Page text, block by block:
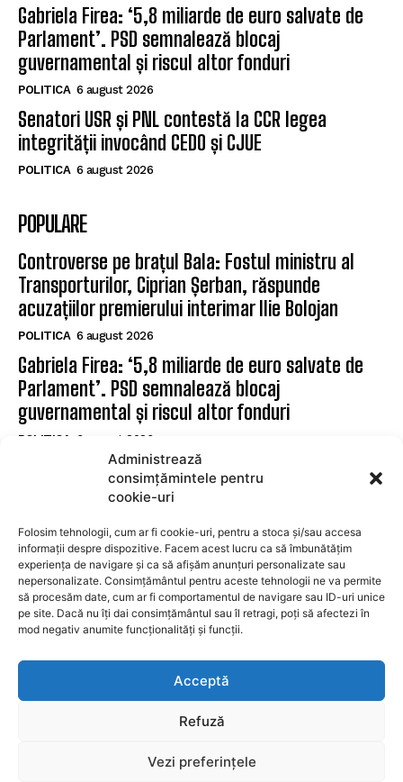
Administrează
consimțămintele pentru
cookie-uri
Folosim tehnologii, cum ar fi cookie-uri, pentru a stoca și/sau accesa
informații despre dispozitive. Facem acest lucru ca să îmbunătățim
experiența de navigare și ca să afișăm anunțuri personalizate sau
nepersonalizate. Consimțământul pentru aceste tehnologii ne va permite
să procesăm date, cum ar fi comportamentul de navigare sau ID-uri unice
pe site. Dacă nu îți dai consimțământul sau îl retragi, poți să afectezi în
mod negativ anumite funcționalități și funcții.
Acceptă
Refuză
Vezi preferințele
Gabriela Firea: ‘5,8 miliarde de euro salvate de
Parlament’. PSD semnalează blocaj
guvernamental și riscul altor fonduri
POLITICA 6 august 2026
Senatori USR și PNL contestă la CCR legea
integrității invocând CEDO și CJUE
POLITICA 6 august 2026
POPULARE
Controverse pe brațul Bala: Fostul ministru al
Transporturilor, Ciprian Șerban, răspunde
acuzațiilor premierului interimar Ilie Bolojan
POLITICA 6 august 2026
Gabriela Firea: ‘5,8 miliarde de euro salvate de
Parlament’. PSD semnalează blocaj
guvernamental și riscul altor fonduri
POLITICA 6 august 2026
Senatori USR și PNL contestă la CCR legea
integrității invocând CEDO și CJUE
SUBSCRIBE
I WANT IN
Privacy Policy